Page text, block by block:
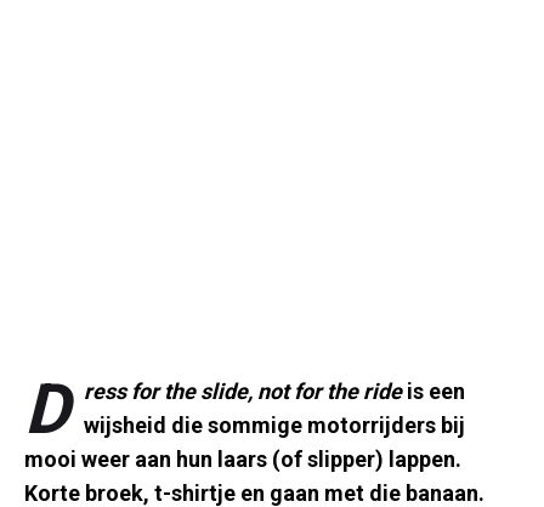
D ress for the slide, not for the rideis een
wijsheid die sommige motorrijders bij
mooi weer aan hun laars (of slipper) lappen.
Korte broek, t-shirtje en gaan met die banaan.